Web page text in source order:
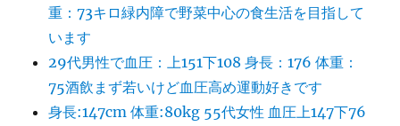
重：73キロ緑内障で野菜中心の食生活を目指して
います
29代男性で血圧：上151下108 身長：176 体重：
75酒飲まず若いけど血圧高め運動好きです
身長:147cm 体重:80kg 55代女性 血圧上147下76